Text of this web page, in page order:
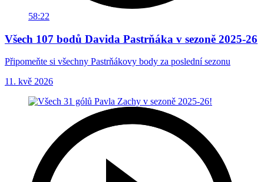
58:22
Všech 107 bodů Davida Pastrňáka v sezoně 2025-26
Připomeňte si všechny Pastrňákovy body za poslední sezonu
11. kvě 2026